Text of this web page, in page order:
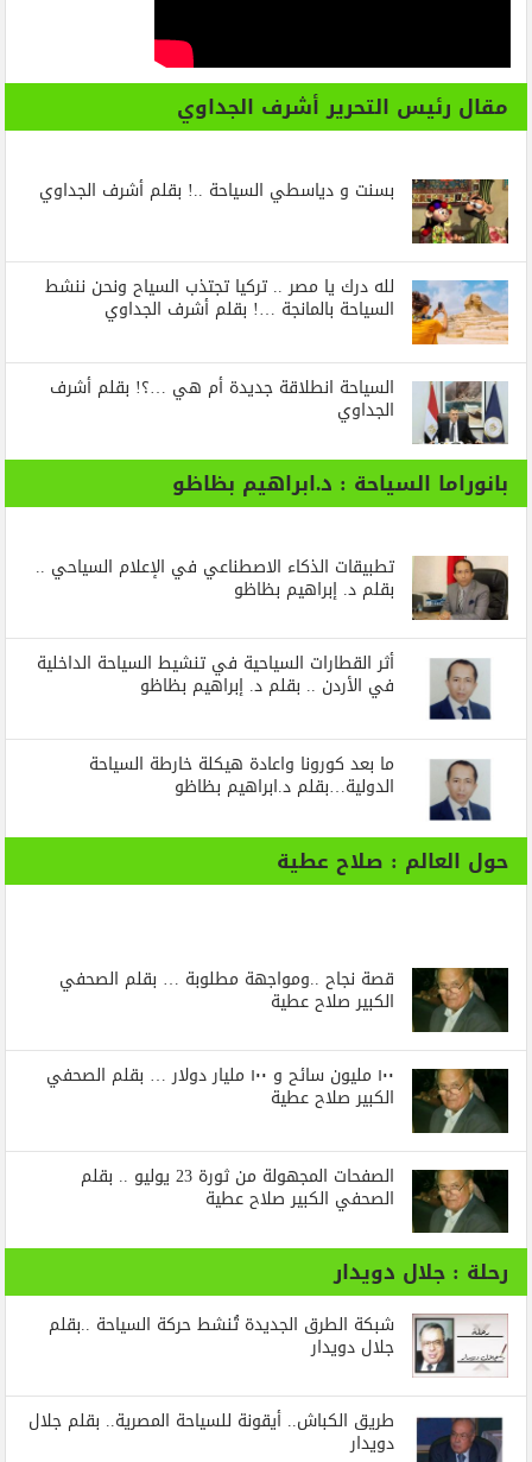
مقال رئيس التحرير أشرف الجداوي
بسنت و دياسطي السياحة ..! بقلم أشرف الجداوي
لله درك يا مصر .. تركيا تجتذب السياح ونحن ننشط
السياحة بالمانجة …! بقلم أشرف الجداوي
السياحة انطلاقة جديدة أم هي …؟! بقلم أشرف
الجداوي
بانوراما السياحة : د.ابراهيم بظاظو
تطبيقات الذكاء الاصطناعي في الإعلام السياحي ..
بقلم د. إبراهيم بظاظو
أثر القطارات السياحية في تنشيط السياحة الداخلية
في الأردن .. بقلم د. إبراهيم بظاظو
ما بعد كورونا واعادة هيكلة خارطة السياحة
الدولية…بقلم د.ابراهيم بظاظو
حول العالم : صلاح عطية
قصة نجاح ..ومواجهة مطلوبة … بقلم الصحفي
الكبير صلاح عطية
١٠٠ مليون سائح و ١٠٠ مليار دولار … بقلم الصحفي
الكبير صلاح عطية
الصفحات المجهولة من ثورة 23 يوليو .. بقلم
الصحفي الكبير صلاح عطية
رحلة : جلال دويدار
شبكة الطرق الجديدة تُنشط حركة السياحة ..بقلم
جلال دويدار
طريق الكباش.. أيقونة للسياحة المصرية.. بقلم جلال
دويدار